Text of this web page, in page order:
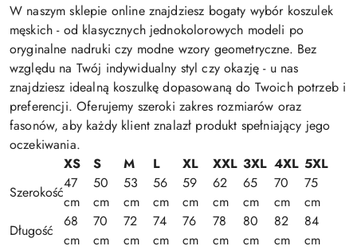
W naszym sklepie online znajdziesz bogaty wybór koszulek
męskich - od klasycznych jednokolorowych modeli po
oryginalne nadruki czy modne wzory geometryczne. Bez
względu na Twój indywidualny styl czy okazję - u nas
znajdziesz idealną koszulkę dopasowaną do Twoich potrzeb i
preferencji. Oferujemy szeroki zakres rozmiarów oraz
fasonów, aby każdy klient znalazł produkt spełniający jego
oczekiwania.
XS
S M L XL XXL 3XL 4XL 5XL
Szerokość
47
cm
50
cm
53
cm
56
cm
59
cm
62
cm
65
cm
70
cm
75
cm
Długość
68
cm
70
cm
72
cm
74
cm
76
cm
78
cm
80
cm
82
cm
84
cm